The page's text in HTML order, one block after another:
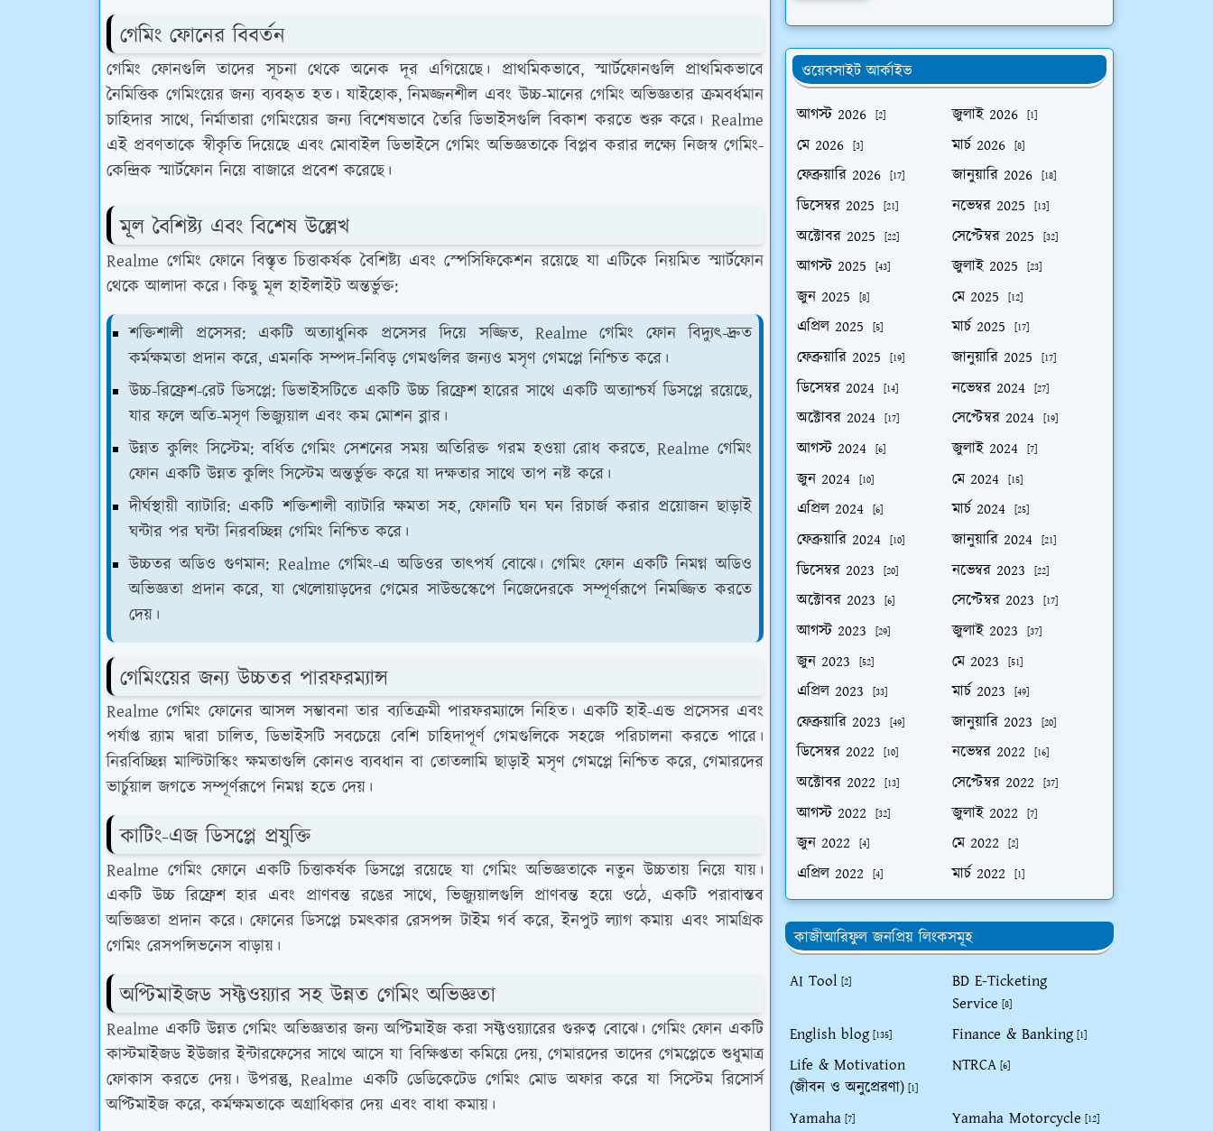
গেমিং ফোনের বিবর্তন
গেমিং ফোনগুলি তাদের সূচনা থেকে অনেক দূর এগিয়েছে। প্রাথমিকভাবে, স্মার্টফোনগুলি প্রাথমিকভাবে
নৈমিত্তিক গেমিংয়ের জন্য ব্যবহৃত হত। যাইহোক, নিমজ্জনশীল এবং উচ্চ-মানের গেমিং অভিজ্ঞতার ক্রমবর্ধমান
চাহিদার সাথে, নির্মাতারা গেমিংয়ের জন্য বিশেষভাবে তৈরি ডিভাইসগুলি বিকাশ করতে শুরু করে। Realme
এই প্রবণতাকে স্বীকৃতি দিয়েছে এবং মোবাইল ডিভাইসে গেমিং অভিজ্ঞতাকে বিপ্লব করার লক্ষ্যে নিজস্ব গেমিং-
কেন্দ্রিক স্মার্টফোন নিয়ে বাজারে প্রবেশ করেছে।
মূল বৈশিষ্ট্য এবং বিশেষ উল্লেখ
Realme গেমিং ফোনে বিস্তৃত চিত্তাকর্ষক বৈশিষ্ট্য এবং স্পেসিফিকেশন রয়েছে যা এটিকে নিয়মিত স্মার্টফোন
থেকে আলাদা করে। কিছু মূল হাইলাইট অন্তর্ভুক্ত:
শক্তিশালী প্রসেসর: একটি অত্যাধুনিক প্রসেসর দিয়ে সজ্জিত, Realme গেমিং ফোন বিদ্যুৎ-দ্রুত
কর্মক্ষমতা প্রদান করে, এমনকি সম্পদ-নিবিড় গেমগুলির জন্যও মসৃণ গেমপ্লে নিশ্চিত করে।
উচ্চ-রিফ্রেশ-রেট ডিসপ্লে: ডিভাইসটিতে একটি উচ্চ রিফ্রেশ হারের সাথে একটি অত্যাশ্চর্য ডিসপ্লে রয়েছে,
যার ফলে অতি-মসৃণ ভিজ্যুয়াল এবং কম মোশন ব্লার।
উন্নত কুলিং সিস্টেম: বর্ধিত গেমিং সেশনের সময় অতিরিক্ত গরম হওয়া রোধ করতে, Realme গেমিং
ফোন একটি উন্নত কুলিং সিস্টেম অন্তর্ভুক্ত করে যা দক্ষতার সাথে তাপ নষ্ট করে।
দীর্ঘস্থায়ী ব্যাটারি: একটি শক্তিশালী ব্যাটারি ক্ষমতা সহ, ফোনটি ঘন ঘন রিচার্জ করার প্রয়োজন ছাড়াই
ঘন্টার পর ঘন্টা নিরবচ্ছিন্ন গেমিং নিশ্চিত করে।
উচ্চতর অডিও গুণমান: Realme গেমিং-এ অডিওর তাৎপর্য বোঝে। গেমিং ফোন একটি নিমগ্ন অডিও
অভিজ্ঞতা প্রদান করে, যা খেলোয়াড়দের গেমের সাউন্ডস্কেপে নিজেদেরকে সম্পূর্ণরূপে নিমজ্জিত করতে
দেয়।
গেমিংয়ের জন্য উচ্চতর পারফরম্যান্স
Realme গেমিং ফোনের আসল সম্ভাবনা তার ব্যতিক্রমী পারফরম্যান্সে নিহিত। একটি হাই-এন্ড প্রসেসর এবং
পর্যাপ্ত র‍্যাম দ্বারা চালিত, ডিভাইসটি সবচেয়ে বেশি চাহিদাপূর্ণ গেমগুলিকে সহজে পরিচালনা করতে পারে।
নিরবিচ্ছিন্ন মাল্টিটাস্কিং ক্ষমতাগুলি কোনও ব্যবধান বা তোতলামি ছাড়াই মসৃণ গেমপ্লে নিশ্চিত করে, গেমারদের
ভার্চুয়াল জগতে সম্পূর্ণরূপে নিমগ্ন হতে দেয়।
কাটিং-এজ ডিসপ্লে প্রযুক্তি
Realme গেমিং ফোনে একটি চিত্তাকর্ষক ডিসপ্লে রয়েছে যা গেমিং অভিজ্ঞতাকে নতুন উচ্চতায় নিয়ে যায়।
একটি উচ্চ রিফ্রেশ হার এবং প্রাণবন্ত রঙের সাথে, ভিজ্যুয়ালগুলি প্রাণবন্ত হয়ে ওঠে, একটি পরাবাস্তব
অভিজ্ঞতা প্রদান করে। ফোনের ডিসপ্লে চমৎকার রেসপন্স টাইম গর্ব করে, ইনপুট ল্যাগ কমায় এবং সামগ্রিক
গেমিং রেসপন্সিভনেস বাড়ায়।
অপ্টিমাইজড সফ্টওয়্যার সহ উন্নত গেমিং অভিজ্ঞতা
Realme একটি উন্নত গেমিং অভিজ্ঞতার জন্য অপ্টিমাইজ করা সফ্টওয়্যারের গুরুত্ব বোঝে। গেমিং ফোন একটি
কাস্টমাইজড ইউজার ইন্টারফেসের সাথে আসে যা বিক্ষিপ্ততা কমিয়ে দেয়, গেমারদের তাদের গেমপ্লেতে শুধুমাত্র
ফোকাস করতে দেয়। উপরন্তু, Realme একটি ডেডিকেটেড গেমিং মোড অফার করে যা সিস্টেম রিসোর্স
অপ্টিমাইজ করে, কর্মক্ষমতাকে অগ্রাধিকার দেয় এবং বাধা কমায়।
ওয়েবসাইট আর্কাইভ
আগস্ট 2026
[2] জুলাই 2026 [1]
মে 2026 [3] মার্চ 2026 [8]
ফেব্রুয়ারি 2026 [17] জানুয়ারি 2026 [18]
ডিসেম্বর 2025 [21] নভেম্বর 2025 [13]
অক্টোবর 2025 [22] সেপ্টেম্বর 2025 [32]
আগস্ট 2025 [43] জুলাই 2025 [23]
জুন 2025 [8] মে 2025 [12]
এপ্রিল 2025 [5] মার্চ 2025 [17]
ফেব্রুয়ারি 2025 [19] জানুয়ারি 2025 [17]
ডিসেম্বর 2024 [14] নভেম্বর 2024 [27]
অক্টোবর 2024 [17] সেপ্টেম্বর 2024 [19]
আগস্ট 2024 [6] জুলাই 2024 [7]
জুন 2024 [10] মে 2024 [15]
এপ্রিল 2024 [6] মার্চ 2024 [25]
ফেব্রুয়ারি 2024 [10] জানুয়ারি 2024 [21]
ডিসেম্বর 2023 [20] নভেম্বর 2023 [22]
অক্টোবর 2023 [6] সেপ্টেম্বর 2023 [17]
আগস্ট 2023 [29] জুলাই 2023 [37]
জুন 2023 [52] মে 2023 [51]
এপ্রিল 2023 [33] মার্চ 2023 [49]
ফেব্রুয়ারি 2023 [49] জানুয়ারি 2023 [20]
ডিসেম্বর 2022 [10] নভেম্বর 2022 [16]
অক্টোবর 2022 [13] সেপ্টেম্বর 2022 [37]
আগস্ট 2022 [32] জুলাই 2022 [7]
জুন 2022 [4] মে 2022 [2]
এপ্রিল 2022 [4] মার্চ 2022 [1]
কাজীআরিফুল জনপ্রিয় লিংকসমূহ
AI Tool [2]
BD E-Ticketing
Service [8]
English blog [135] Finance & Banking [1]
Life & Motivation
(জীবন ও অনুপ্রেরণা) [1]
NTRCA [6]
Yamaha [7] Yamaha Motorcycle [12]